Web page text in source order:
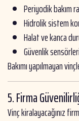
Periyodik bakım
Hidrolik sistem
Halat ve kanca
Güvenlik sensörleri
Bakımı yapılmayan
5. Firma
Vinç kiralayacağınız